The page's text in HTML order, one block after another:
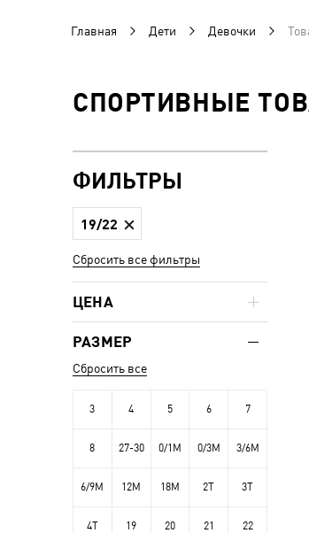
Главная Дети Девочки
СПОРТИВНЫЕ
ФИЛЬТРЫ
19/22
Сбросить все фильтры
ЦЕНА
РАЗМЕР
Сбросить все
3 4 5 6 7
8 27-30 0/1M 0/3M 3/6M
6/9M 12M 18M 2T 3T
4T 19 20 21 22